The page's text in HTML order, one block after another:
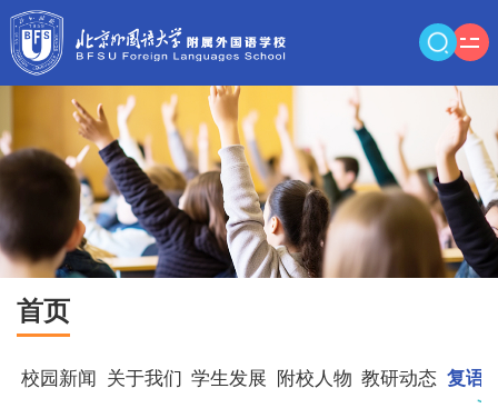
首页
校园新闻 关于我们 学生发展 附校人物 教研动态 复语